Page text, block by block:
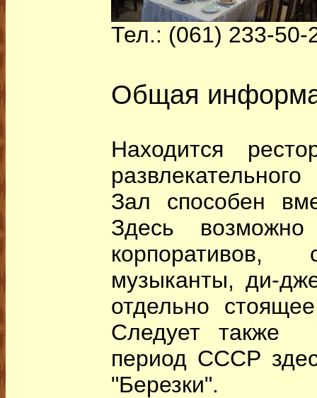
Тел.: (061) 233-50-
Общая
Находится
Зал способен
Здесь возможно
музыканты, ди-
отдельно
Следует также
период СССР
"Березки".